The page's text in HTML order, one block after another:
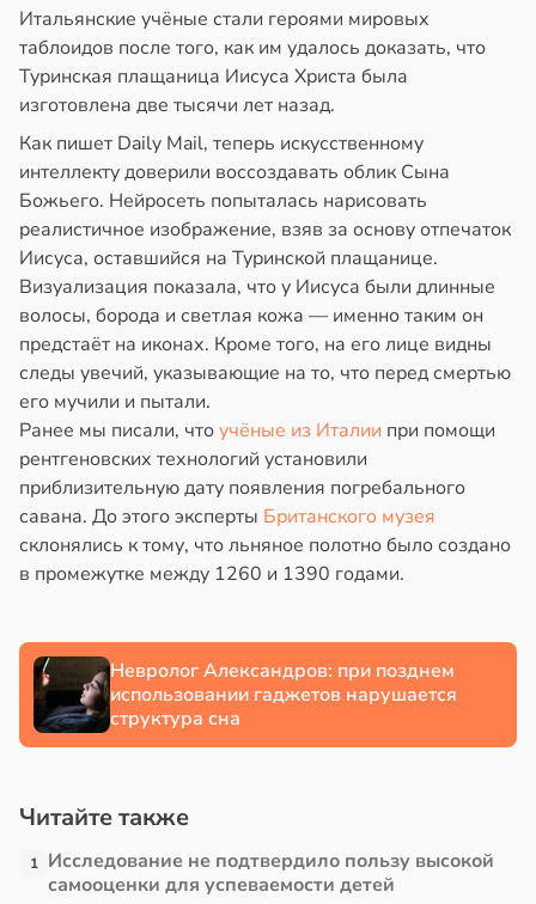
в13:55
в13:52
13:39
Итальянские учёные стали героями мировых
таблоидов после того, как им удалось доказать, что
Туринская плащаница Иисуса Христа была
изготовлена две тысячи лет назад.
Как пишет Daily Mail, теперь искусственному
интеллекту доверили воссоздавать облик Сына
Божьего. Нейросеть попыталась нарисовать
реалистичное изображение, взяв за основу отпечаток
Иисуса, оставшийся на Туринской плащанице.
Визуализация показала, что у Иисуса были длинные
волосы, борода и светлая кожа — именно таким он
предстаёт на иконах. Кроме того, на его лице видны
следы увечий, указывающие на то, что перед смертью
его мучили и пытали.
Ранее мы писали, чтоучёные из Италии при помощи
рентгеновских технологий установили
приблизительную дату появления погребального
савана. До этого эксперты Британского музея
склонялись к тому, что льняное полотно было создано
в промежутке между 1260 и 1390 годами.
Невролог Александров: при позднем
использовании гаджетов нарушается
структура сна
Читайте также
1 Исследование не подтвердило пользу высокой
самооценки для успеваемости детей
в19:27
в17:21